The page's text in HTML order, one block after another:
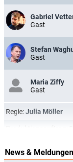
Gabriel
Gast
Stefan
Gast
Maria Ziffy
Gast
Regie:Julia Möller
News & Meldungen